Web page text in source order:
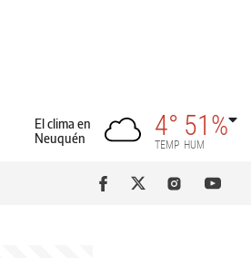
El clima en
Neuquén
4°
TEMP
51%
HUM